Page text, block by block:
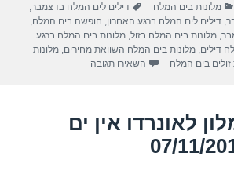
s
A
p
gr
a
m
e
קטגוריות
מלונות בים המלח תגיות
דילים לים המלח בדצמבר,
,דילים לים המלח ברגע האחרון, חופשה בים המלח,
,מלונות בים המלח בזול,מלונות בים המלח ברגע
דילים,מלונות בים המלח השוואת מחירים,מלונות
זולים בים המלח השאירו תגובה
לאונרדו אין ים